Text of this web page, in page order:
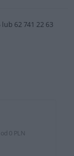
62 741 22 63
0 PLN